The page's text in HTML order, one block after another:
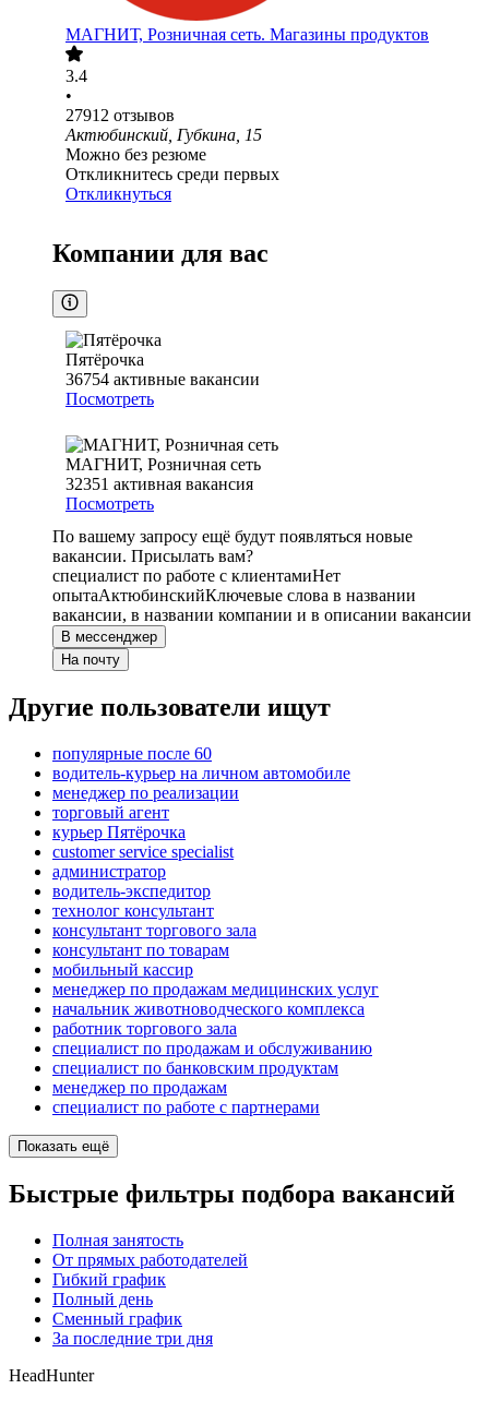
МАГНИТ, Розничная сеть. Магазины продуктов
3.4
•
27912 отзывов
Актюбинский, Губкина, 15
Можно без резюме
Откликнитесь среди первых
Откликнуться
Компании для вас
Пятёрочка
36754 активные вакансии
Посмотреть
МАГНИТ, Розничная сеть
32351 активная вакансия
Посмотреть
По вашему запросу ещё будут появляться новые
вакансии. Присылать вам?
специалист по работе с клиентамиНет
опытаАктюбинскийКлючевые слова в названии
вакансии, в названии компании и в описании вакансии
В мессенджер
На почту
Другие пользователи ищут
популярные после 60
водитель-курьер на личном автомобиле
менеджер по реализации
торговый агент
курьер Пятёрочка
customer service specialist
администратор
водитель-экспедитор
технолог консультант
консультант торгового зала
консультант по товарам
мобильный кассир
менеджер по продажам медицинских услуг
начальник животноводческого комплекса
работник торгового зала
специалист по продажам и обслуживанию
специалист по банковским продуктам
менеджер по продажам
специалист по работе с партнерами
Показать ещё
Быстрые фильтры подбора вакансий
Полная занятость
От прямых работодателей
Гибкий график
Полный день
Сменный график
За последние три дня
HeadHunter